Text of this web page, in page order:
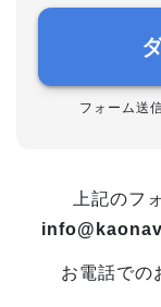
フォーム送
上記のフ
お電話での